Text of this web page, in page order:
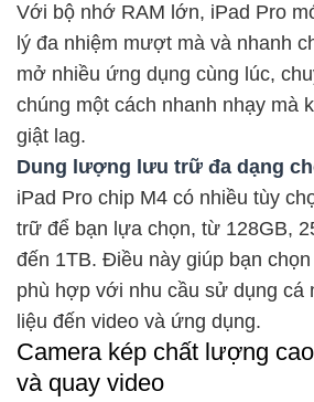
Với bộ nhớ RAM lớn, iPad Pro
lý đa nhiệm mượt mà và nhanh
mở nhiều ứng dụng cùng lúc,
chúng một cách nhanh nhạy mà
giật lag.
Dung lượng lưu trữ đa dạng
iPad Pro chip M4 có nhiều tùy
trữ để bạn lựa chọn, từ 128GB,
đến 1TB. Điều này giúp bạn
phù hợp với nhu cầu sử dụng cá
liệu đến video và ứng dụng.
Camera kép chất lượng
và quay video